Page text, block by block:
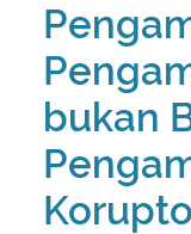
Artikel
Pajak
Pengantar
Pajak
Administrasi
Peraturan
PPN
KUP
SPT Masa
SPT Tahunan
Event
Gallery
bukan